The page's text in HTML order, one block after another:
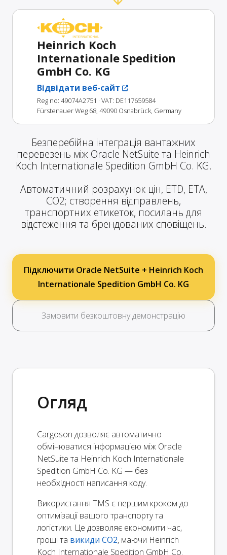
Heinrich Koch
Internationale Spedition
GmbH Co. KG
Відвідати веб-сайт
Reg no: 49074A2751 · VAT: DE117659584
Fürstenauer Weg 68, 49090 Osnabrück, Germany
Безперебійна інтеграція вантажних
перевезень між Oracle NetSuite та Heinrich
Koch Internationale Spedition GmbH Co. KG.
Автоматичний розрахунок цін, ETD, ETA,
CO2; створення відправлень,
транспортних етикеток, посилань для
відстеження та брендованих сповіщень.
Підключити Oracle NetSuite + Heinrich Koch
Internationale Spedition GmbH Co. KG
Замовити безкоштовну демонстрацію
Огляд
Cargoson дозволяє автоматично
обмінюватися інформацією між Oracle
NetSuite та Heinrich Koch Internationale
Spedition GmbH Co. KG — без
необхідності написання коду.
Використання TMS є першим кроком до
оптимізації вашого транспорту та
логістики. Це дозволяє економити час,
гроші та викиди CO2, маючи Heinrich
Koch Internationale Spedition GmbH Co.